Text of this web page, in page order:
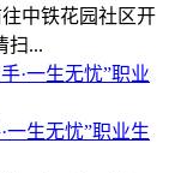
中铁花园社区开
扫...
一生无忧”职业生